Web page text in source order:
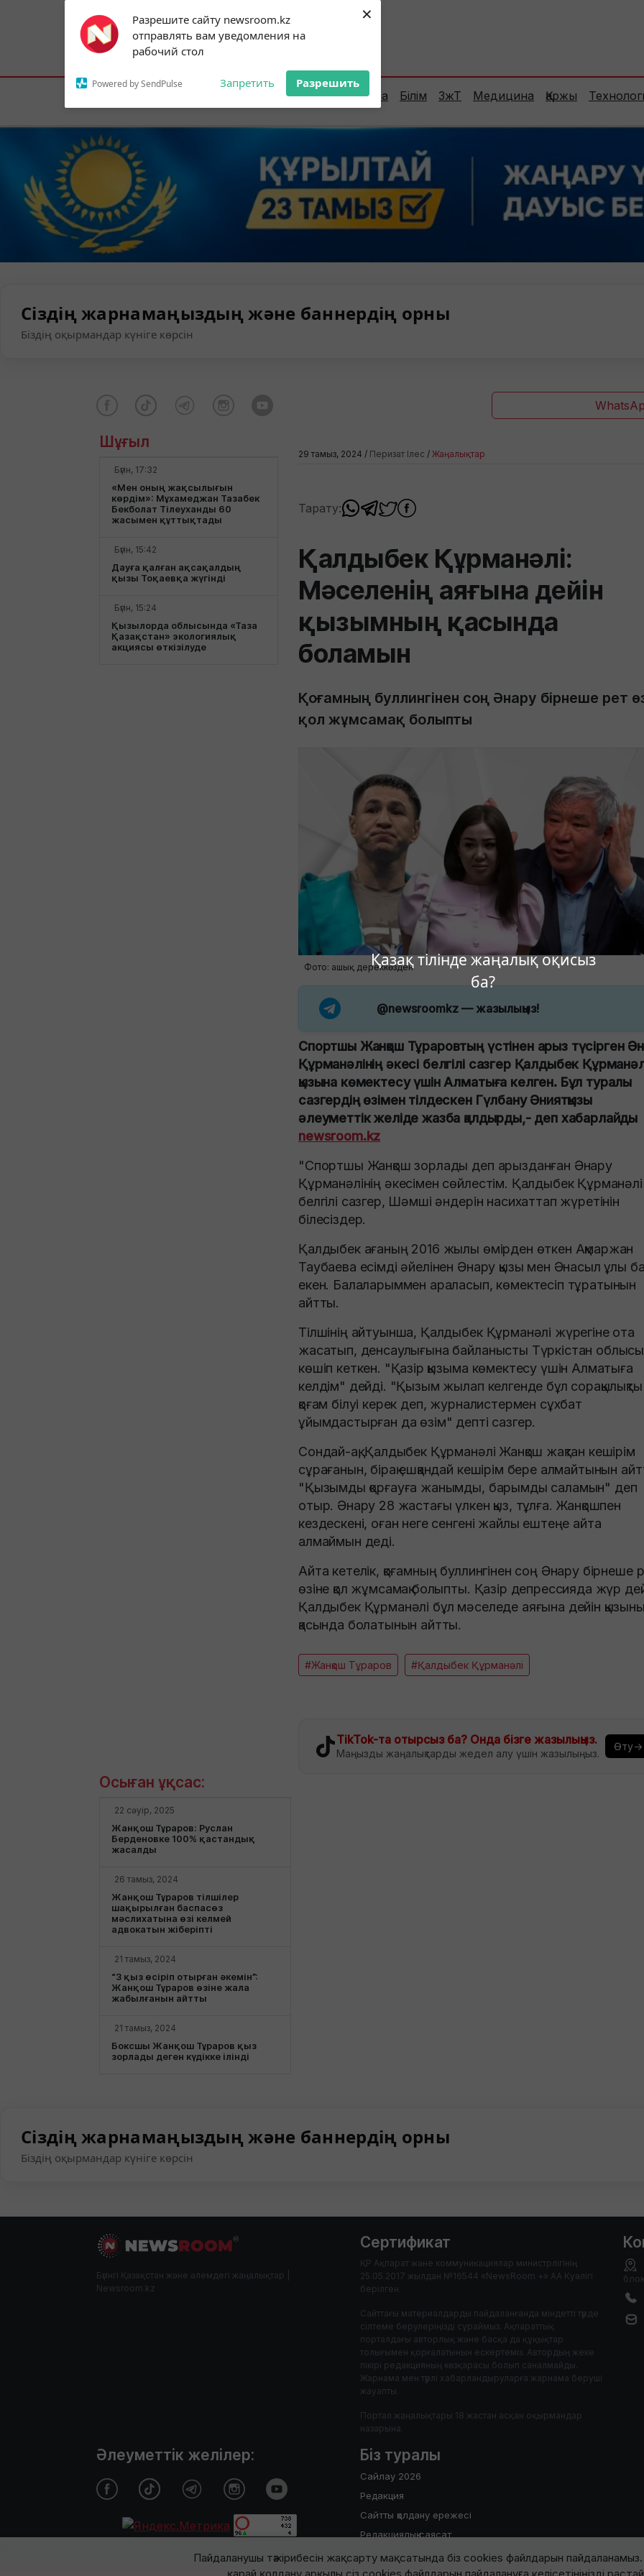
Разрешите сайту newsroom.kz
отправлять вам уведомления на
рабочий стол
Powered by SendPulse Запретить Разрешить
×
Қазақ тілінде жаңалық оқисыз
ба?
Subscribe to our
notifications!
To enable permission prompts, click on
the notification icon
Пайдаланушы тәжірибесін жақсарту мақсатында біз cookies файлдарын пайдаланамыз.
Астана:22°C Алматы:27°C Шымкент:
Елорда Сараптама Білім ЗжТ Медицина Қаржы
Сіздің жарнамаңыздың және баннердің орны
Біздің оқырмандар күніге көрсін
Шұғыл
Бүгін, 17:32
«Мен оның жақсылығын
көрдім»: Мұхамеджан Тазабек
Бекболат Тілеуханды 60
жасымен құттықтады
Бүгін, 15:42
Дауға қалған ақсақалдың
қызы Тоқаевқа жүгінді
Бүгін, 15:24
Қызылорда облысында «Таза
Қазақстан» экологиялық
акциясы өткізілуде
29 тамыз, 2024 / Перизат Ілес / Жаңалықтар
Тарату:
Қалдыбек Құрманәлі:
Мәселенің аяғына дейін
қызымның қасында
боламын
Қоғамның буллингінен соң Әнару бірнеше рет
қол жұмсамақ болыпты
Фото: ашық дереккөзден
@newsroomkz— жазылыңыз!
Спортшы Жанқош Тұраровтың үстінен арыз түсірген
Құрманәлінің әкесі белгілі сазгер Қалдыбек
қызына көмектесу үшін Алматыға келген. Бұл туралы
сазгердің өзімен тілдескен Гүлбану Әниятқызы
әлеуметтік желіде жазба қалдырды,- деп хабарлайды
newsroom.kz
"Спортшы Жанқош зорлады деп арызданған Әнару
Құрманәлінің әкесімен сөйлестім. Қалдыбек Құрманәлі
белгілі сазгер, Шәмші әндерін насихаттап жүретінін
білесіздер.
Қалдыбек ағаның 2016 жылы өмірден өткен Ақмаржан
Таубаева есімді әйелінен Әнару қызы мен Әнасыл ұлы
екен. Балаларыммен араласып, көмектесіп тұратынын
айтты.
Тілшінің айтуынша, Қалдыбек Құрманәлі жүрегіне ота
жасатып, денсаулығына байланысты Түркістан
көшіп кеткен. "Қазір қызыма көмектесу үшін Алматыға
келдім" дейді. "Қызым жылап келгенде бұл сорақылықты
қоғам білуі керек деп, журналистермен сұхбат
ұйымдастырған да өзім" депті сазгер.
Сондай-ақ, Қалдыбек Құрманәлі Жанқош жақтан кешірім
сұрағанын, бірақ ешқандай кешірім бере алмайтынын
"Қызымды қорғауға жанымды, барымды саламын" деп
отыр. Әнару 28 жастағы үлкен қыз, тұлға. Жанқошпен
кездескені, оған неге сенгені жайлы ештеңе айта
алмаймын деді.
Айта кетелік, қоғамның буллингінен соң Әнару бірнеше
өзіне қол жұмсамақ болыпты. Қазір депрессияда жүр
Қалдыбек Құрманәлі бұл мәселеде аяғына дейін
қасында болатынын айтты.
#Жанқош Тұраров #Қалдыбек Құрманәлі
TikTok-та отырсыз ба? Онда бізге жазылыңыз.
Маңызды жаңалықтарды жедел алу үшін жазылыңыз.
Өту→
Осыған ұқсас:
22 сәуір, 2025
Жанқош Тұраров: Руслан
Берденовке 100% қастандық
жасалды
26 тамыз, 2024
Жанқош Тұраров тілшілер
шақырылған баспасөз
мәслихатына өзі келмей
адвокатын жіберіпті
21 тамыз, 2024
“3 қыз өсіріп отырған әкемін”:
Жанқош Тұраров өзіне жала
жабылғанын айтты
21 тамыз, 2024
Боксшы Жанқош Тұраров қыз
зорлады деген күдікке ілінді
Сіздің жарнамаңыздың және баннердің орны
Біздің оқырмандар күніге көрсін
Бүгінгі Қазақстан және әлемдегі жаңалықтар |
Newsroom.kz
Сертификат
ҚР Ақпарат және коммуникациялар министрлігінің
25.05.2017 жылдан №16544 «NewsRoom +» АА Куәлігі
берілген.
Сайттағы материалдарды пайдаланғанда міндетті түрде
сілтеме берулеріңізді сұраймыз. Ақпараттық
порталдағы авторлық және басқа да құқықтар
толығымен қорғалатынын ескертеміз. Автордың жеке
пікірі редакцияның көзқарасы болып саналмайды.
Жарнама мен түрлі хабарландыруларға жарнама беруші
жауапты.
Портал жаңалықтары 18 жастан асқан оқырмандар
назарына.
Біз туралы
Сайлау 2026
Редакция
Сайтты қолдану ережесі
Редакциялық саясат
Әлеуметтік желілер: